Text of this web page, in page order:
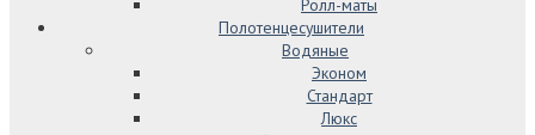
Ролл-маты
Полотенцесушители
Водяные
Эконом
Стандарт
Люкс